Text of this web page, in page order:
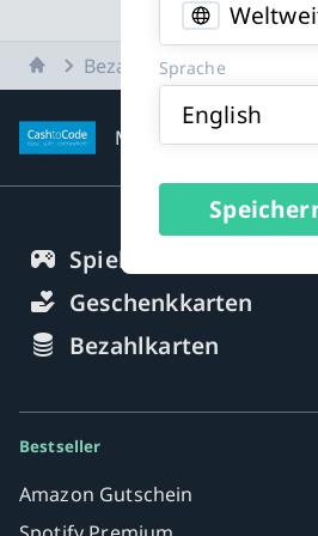
Sprache
English
StartseiteBezahlmethoden
Mehr zu den
Spielguthaben
Geschenkkarten
Bezahlkarten
Bestseller
Amazon Gutschein